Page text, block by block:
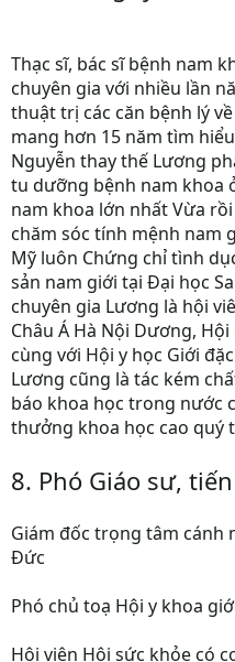
Thạc sĩ, bác sĩ bệnh nam
chuyên gia với nhiều lần
thuật trị các căn bệnh lý
mang hơn 15 năm tìm
Nguyễn thay thế Lương
tu dưỡng bệnh nam khoa
nam khoa lớn nhất Vừa
chăm sóc tính mệnh nam
Mỹ luôn Chứng chỉ tình
sản nam giới tại Đại học
chuyên gia Lương là hội
Châu Á Hà Nội Dương,
cùng với Hội y học Giới
Lương cũng là tác kém
báo khoa học trong nước
thưởng khoa học cao quý
8. Phó Giáo sư,
Giám đốc trọng tâm cánh
Đức
Phó chủ toạ Hội y khoa
Hội viên Hội sức khỏe có